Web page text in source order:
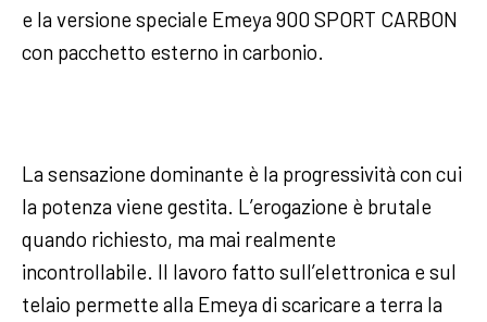
e la versione speciale Emeya 900 SPORT CARBON
con pacchetto esterno in carbonio.
La sensazione dominante è la progressività con cui
la potenza viene gestita. L’erogazione è brutale
quando richiesto, ma mai realmente
incontrollabile. Il lavoro fatto sull’elettronica e sul
telaio permette alla Emeya di scaricare a terra la